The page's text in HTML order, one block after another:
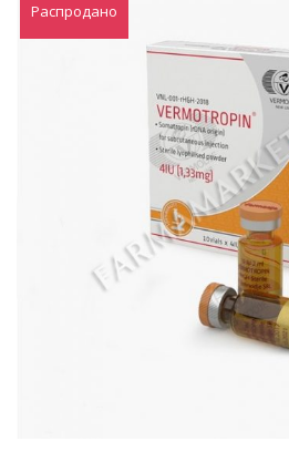
Распродано